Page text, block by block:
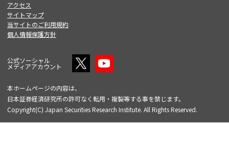
アクセス
サイトマップ
当サイトのご利用規約
個人情報保護方針
公式ソーシャル
メディアアカウント
本ホームページの内容は、
日本証券経済研究所の許可なく転用・複製等する事を禁じます。
Copyright(C) Japan Securities Research Institute. All Rights Reserved.